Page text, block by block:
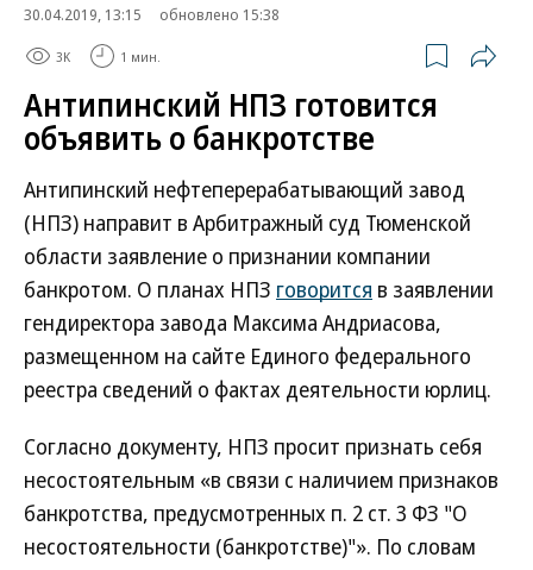
30.04.2019, 13:15
обновлено 15:38
3K 1 мин.
Антипинский НПЗ готовится
объявить о банкротстве
Антипинский нефтеперерабатывающий завод
(НПЗ) направит в Арбитражный суд Тюменской
области заявление о признании компании
банкротом. О планах НПЗ говорится в заявлении
гендиректора завода Максима Андриасова,
размещенном на сайте Единого федерального
реестра сведений о фактах деятельности юрлиц.
Согласно документу, НПЗ просит признать себя
несостоятельным «в связи с наличием признаков
банкротства, предусмотренных п. 2 ст. 3 ФЗ "О
несостоятельности (банкротстве)"». По словам